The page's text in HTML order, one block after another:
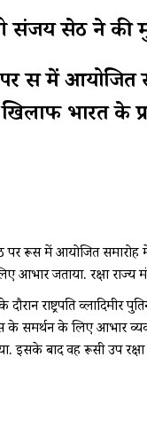
मंत्री संजय
रूस में
भारत के
पर रूस में आयोजित
आभार जताया. रक्षा
राष्ट्रपति
के लिए आभार
बाद वह रूसी उप